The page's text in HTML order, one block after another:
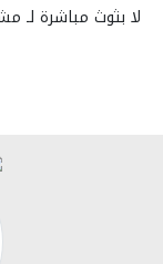
لا بثوث مباشرة لـ